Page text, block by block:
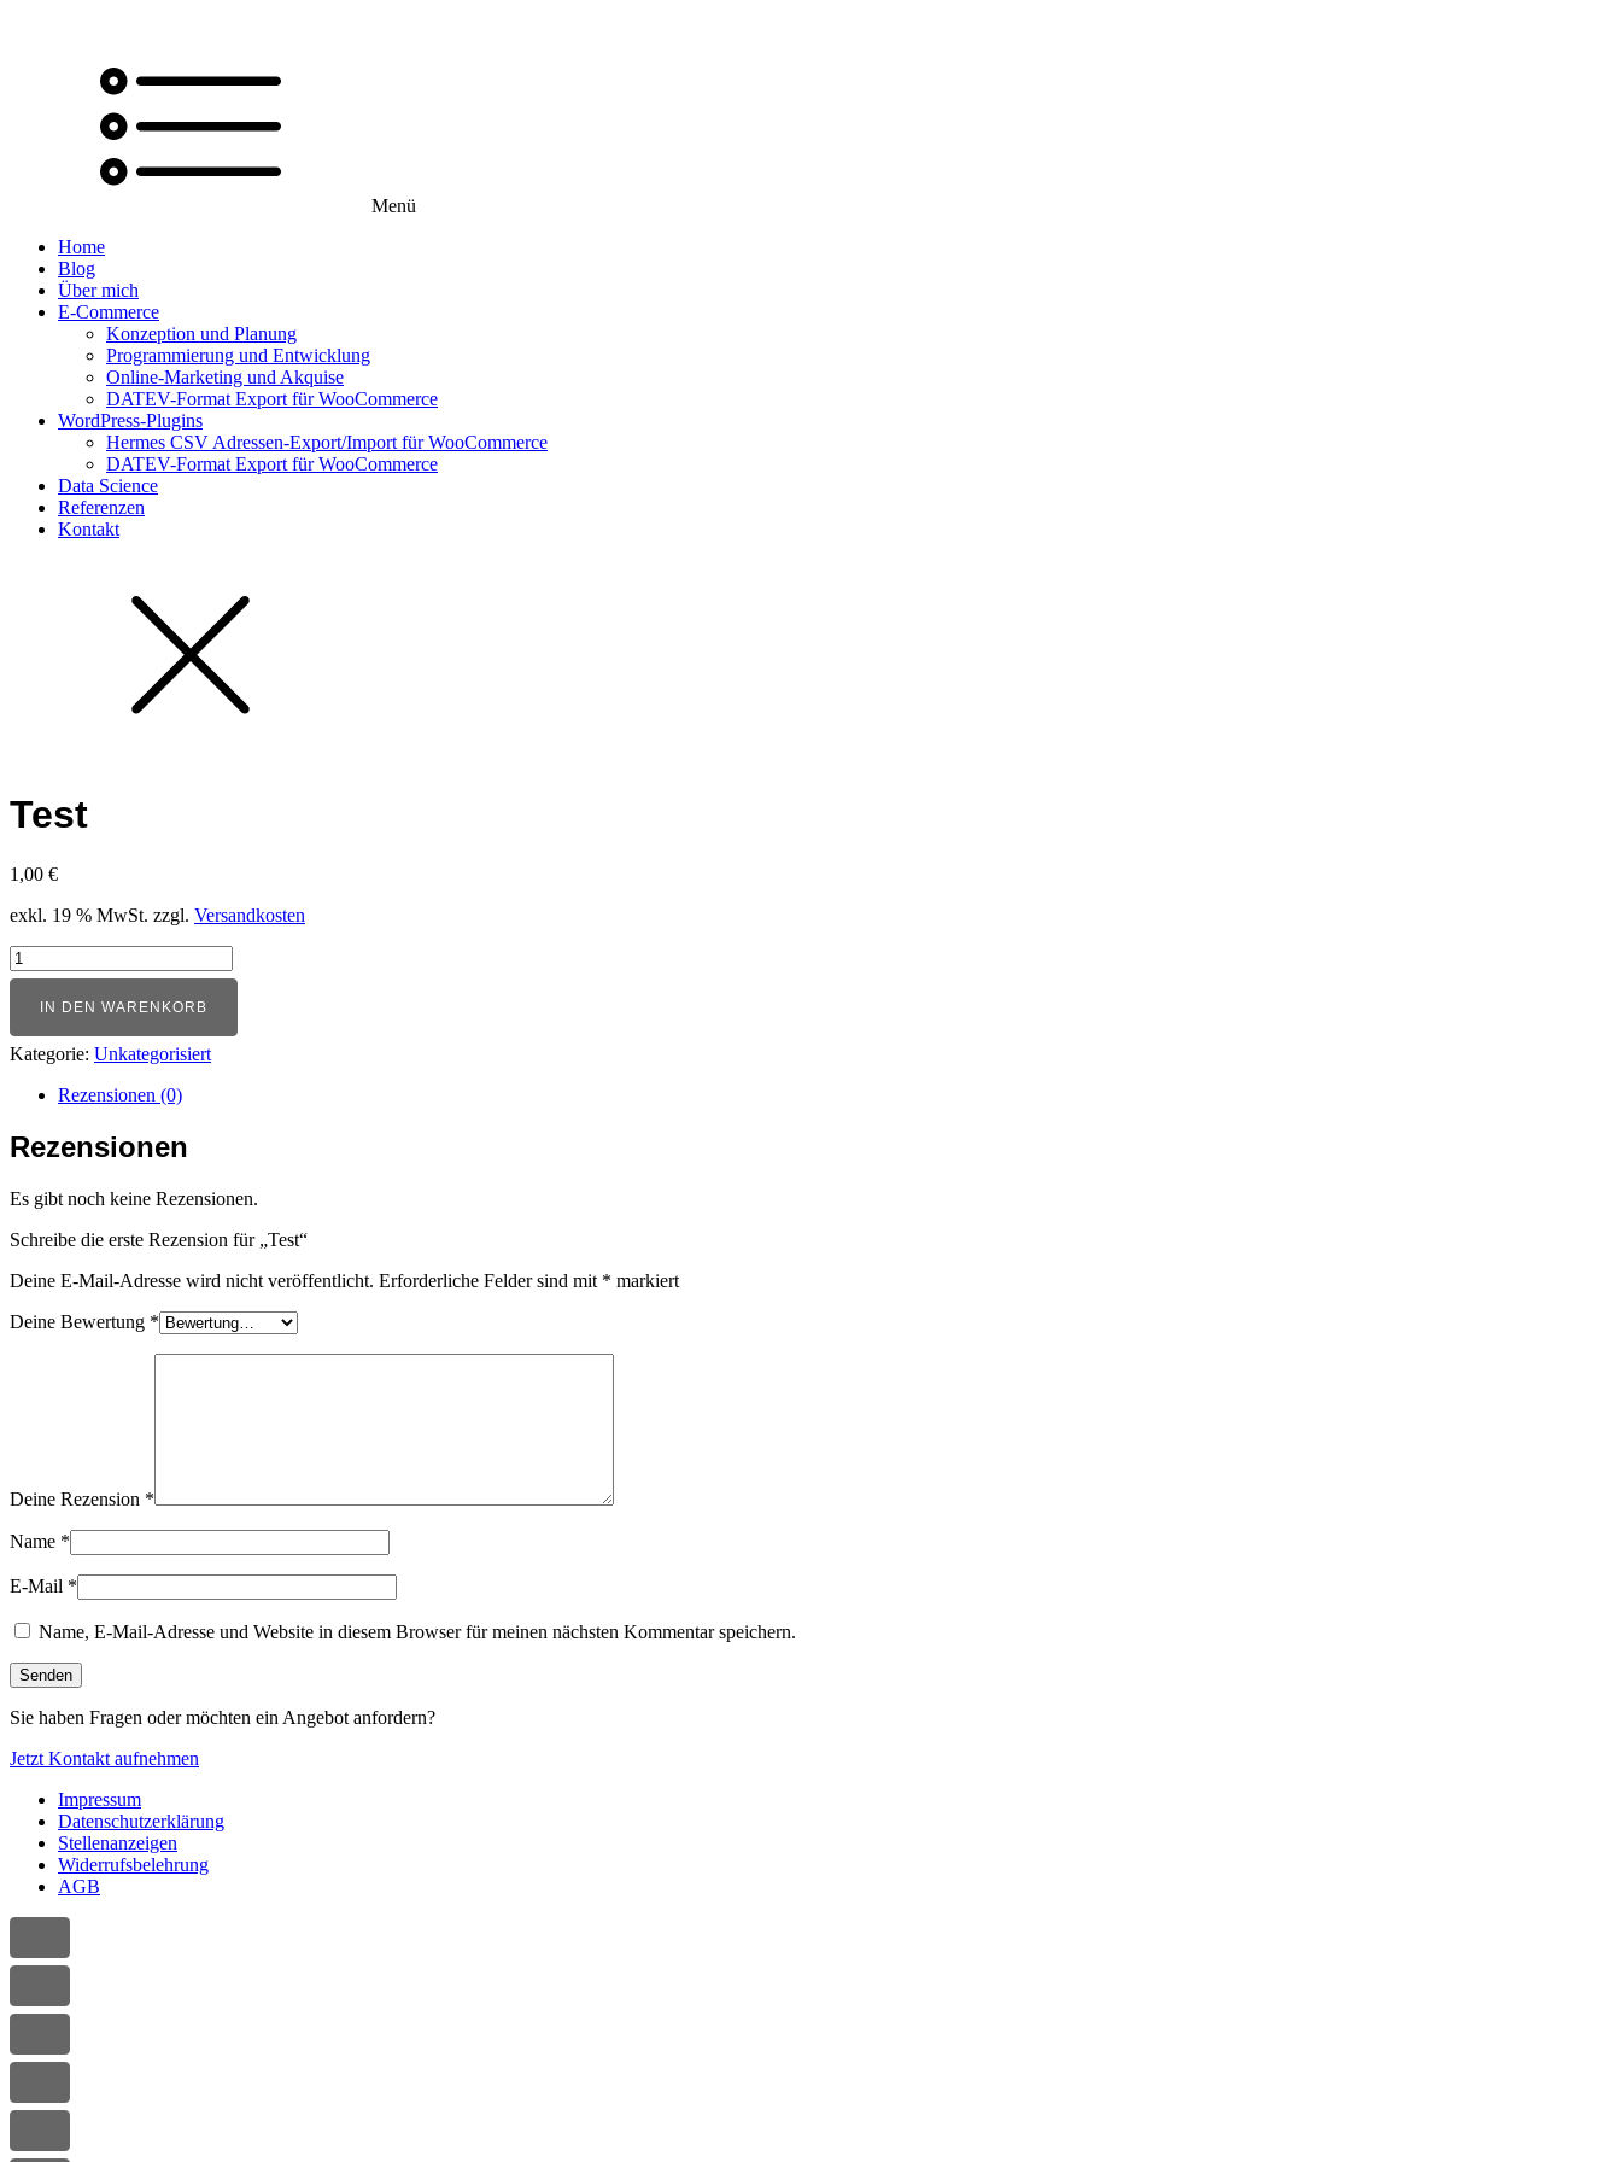
Menü
Home
Blog
Über mich
E-Commerce
Konzeption und Planung
Programmierung und Entwicklung
Online-Marketing und Akquise
DATEV-Format Export für WooCommerce
WordPress-Plugins
Hermes CSV Adressen-Export/Import für WooCommerce
DATEV-Format Export für WooCommerce
Data Science
Referenzen
Kontakt
Test
1,00 €
exkl. 19 % MwSt. zzgl. Versandkosten
Test
Menge
IN DEN WARENKORB
Kategorie: Unkategorisiert
Rezensionen (0)
Rezensionen
Es gibt noch keine Rezensionen.
Schreibe die erste Rezension für „Test“
Deine E-Mail-Adresse wird nicht veröffentlicht. Erforderliche Felder sind mit * markiert
Deine Bewertung *
Deine Rezension *
Name *
E-Mail *
Name, E-Mail-Adresse und Website in diesem Browser für meinen nächsten Kommentar speichern.
Sie haben Fragen oder möchten ein Angebot anfordern?
Jetzt Kontakt aufnehmen
Impressum
Datenschutzerklärung
Stellenanzeigen
Widerrufsbelehrung
AGB